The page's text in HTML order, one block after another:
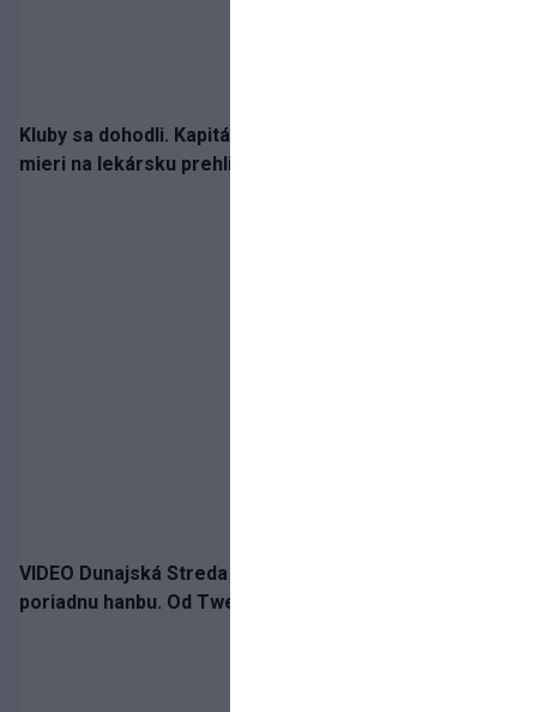
Kluby sa dohodli. Kapitán Sparty Praha Lukáš Haraslín
mieri na lekársku prehliadku
VIDEO Dunajská Streda si narobila v Holandsku
poriadnu hanbu. Od Twente inkasovala poltucet